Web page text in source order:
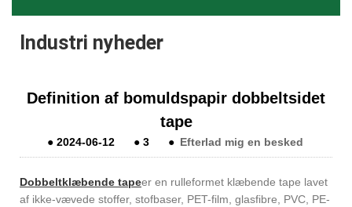
Industri nyheder
Definition af bomuldspapir dobbeltsidet
tape
● 2024-06-12 ● 3 ● Efterlad mig en besked
Dobbeltklæbende tapeer en rulleformet klæbende tape lavet
af ikke-vævede stoffer, stofbaser, PET-film, glasfibre, PVC, PE-